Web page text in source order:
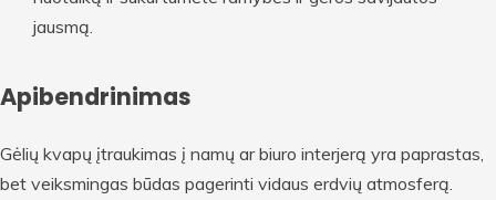
jausmą.
Apibendrinimas
Gėlių kvapų įtraukimas į namų ar biuro interjerą yra paprastas,
bet veiksmingas būdas pagerinti vidaus erdvių atmosferą.